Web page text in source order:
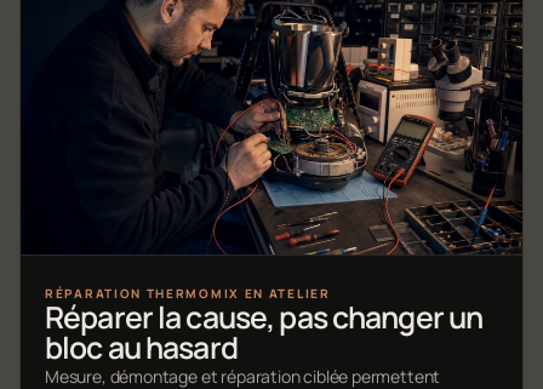
RÉPARATION THERMOMIX EN ATELIER
Réparer la cause, pas changer un
bloc au hasard
Mesure, démontage et réparation ciblée permettent